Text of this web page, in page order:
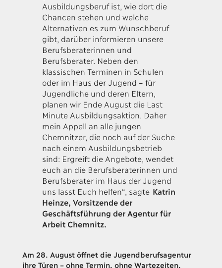
Ausbildungsberuf ist, wie dort die
Chancen stehen und welche
Alternativen es zum Wunschberuf
gibt, darüber informieren unsere
Berufsberaterinnen und
Berufsberater. Neben den
klassischen Terminen in Schulen
oder im Haus der Jugend – für
Jugendliche und deren Eltern,
planen wir Ende August die Last
Minute Ausbildungsaktion. Daher
mein Appell an alle jungen
Chemnitzer, die noch auf der Suche
nach einem Ausbildungsbetrieb
sind: Ergreift die Angebote, wendet
euch an die Berufsberaterinnen und
Berufsberater im Haus der Jugend
uns lasst Euch helfen“, sagte Katrin
Heinze, Vorsitzende der
Geschäftsführung der Agentur für
Arbeit Chemnitz.
Am 28. August öffnet die Jugendberufsagentur
ihre Türen – ohne Termin, ohne Wartezeiten.